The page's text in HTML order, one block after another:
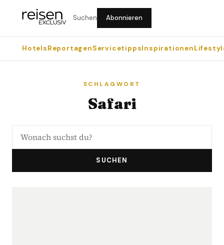
Suchen Abonnieren
HotelsReportagenServicetippsInspirationen
SCHLAGWORT
Safari
SUCHEN